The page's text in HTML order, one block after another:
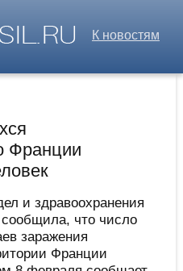
К новостям
Франции
и здравоохранения
что число
заражения
Франции